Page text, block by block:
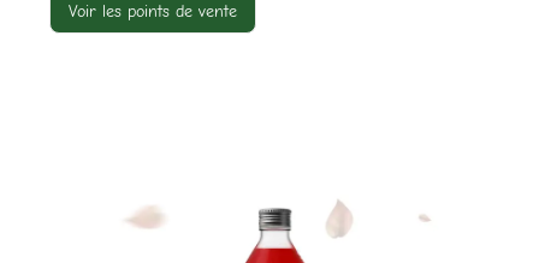
Voir les points de vente